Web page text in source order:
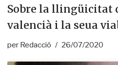
Sobre la llingüicitat
valencià i la seua
per Redacció 26/07/2020